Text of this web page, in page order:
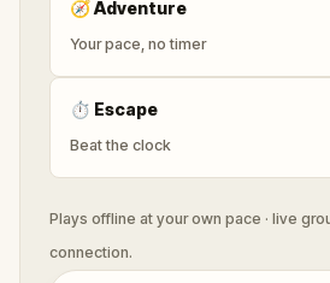
🧭Adventure
Your pace, no timer
⏱ Escape
Beat the clock
Plays offline at your own pace · live
connection.